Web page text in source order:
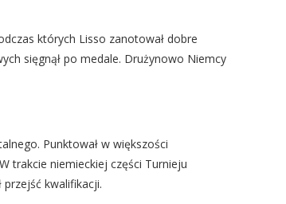
których Lisso zanotował dobre
sięgnął po medale. Drużynowo Niemcy
Punktował w większości
trakcie niemieckiej części Turnieju
przejść kwalifikacji.